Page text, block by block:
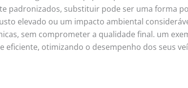
padronizados, substituir pode ser uma forma
elevado ou um impacto ambiental
sem comprometer a qualidade final. um
eficiente, otimizando o desempenho dos seus